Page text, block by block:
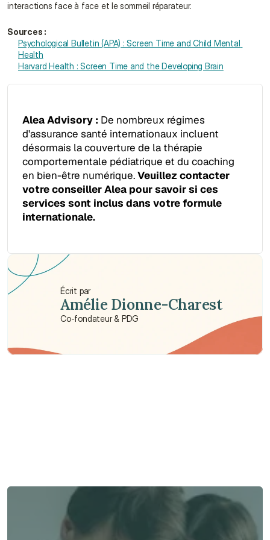
interactions face à face et le sommeil réparateur.
Sources :
Psychological Bulletin (APA) : Screen Time and Child Mental
Health
Harvard Health : Screen Time and the Developing Brain
Alea Advisory : De nombreux régimes
d'assurance santé internationaux incluent
désormais la couverture de la thérapie
comportementale pédiatrique et du coaching
en bien-être numérique. Veuillez contacter
votre conseiller Alea pour savoir si ces
services sont inclus dans votre formule
internationale.
Écrit par
Amélie Dionne-Charest
Co-fondateur & PDG